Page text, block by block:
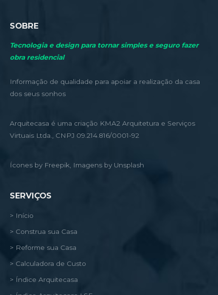
SOBRE
Tecnologia e design para tornar simples e seguro fazer
obra residencial
Informação de qualidade para apoiar a realização da casa
dos seus sonhos
Arquitecasa é uma criação KMA2 Arquitetura e Serviços
Virtuais Ltda., CNPJ 09.214.816/0001-92
Ícones by Freepik, Imagens by Unsplash
SERVIÇOS
> Início
> Construa sua Casa
> Reforme sua Casa
> Calculadora de Custo
> Índice Arquitecasa